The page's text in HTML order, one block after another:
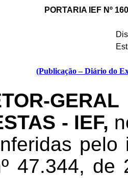
PORTARIA IEF Nº
(Publicação – Diário do
- IEF,
47.344,